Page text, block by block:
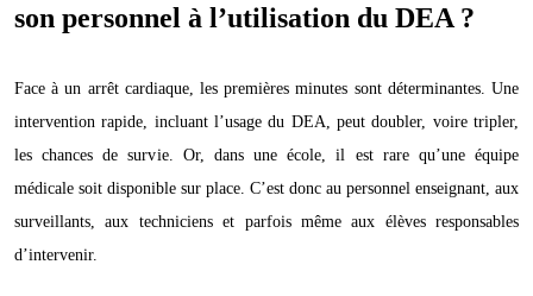
son personnel à l’utilisation du DEA ?
Face à un arrêt cardiaque, les premières minutes sont déterminantes. Une
intervention rapide, incluant l’usage du DEA, peut doubler, voire tripler,
les chances de survie. Or, dans une école, il est rare qu’une équipe
médicale soit disponible sur place. C’est donc au personnel enseignant, aux
surveillants, aux techniciens et parfois même aux élèves responsables
d’intervenir.